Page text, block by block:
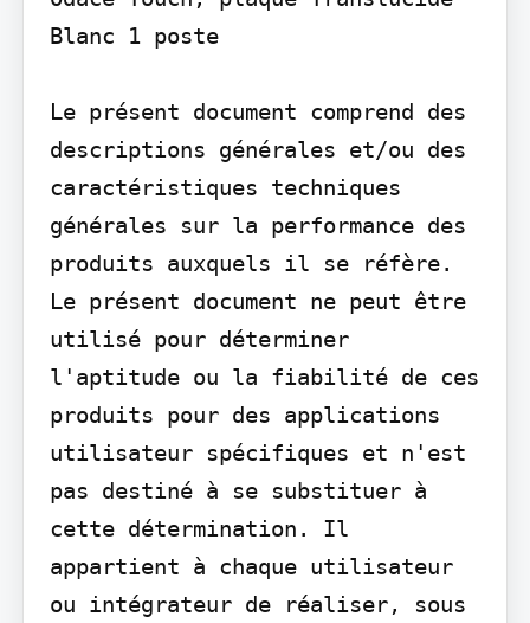
Blanc 1 poste
Le présent document comprend des
descriptions générales et/ou des
caractéristiques techniques
générales sur la performance des
produits auxquels il se réfère.
Le présent document ne peut être
utilisé pour déterminer
l'aptitude ou la fiabilité de ces
produits pour des applications
utilisateur spécifiques et n'est
pas destiné à se substituer à
cette détermination. Il
appartient à chaque utilisateur
ou intégrateur de réaliser, sous